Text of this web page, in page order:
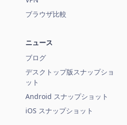
ブラウザ比較
ニュース
ブログ
デスクトップ版スナップショ
ット
Android スナップショット
iOS スナップショット